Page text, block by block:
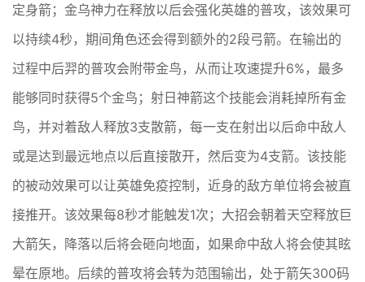
定身箭；金乌神力在释放以后会强化英雄的普攻，该效果可
以持续4秒，期间角色还会得到额外的2段弓箭。在输出的
过程中后羿的普攻会附带金鸟，从而让攻速提升6%，最多
能够同时获得5个金鸟；射日神箭这个技能会消耗掉所有金
鸟，并对着敌人释放3支散箭，每一支在射出以后命中敌人
或是达到最远地点以后直接散开，然后变为4支箭。该技能
的被动效果可以让英雄免疫控制，近身的敌方单位将会被直
接推开。该效果每8秒才能触发1次；大招会朝着天空释放巨
大箭矢，降落以后将会砸向地面，如果命中敌人将会使其眩
晕在原地。后续的普攻将会转为范围输出，处于箭矢300码